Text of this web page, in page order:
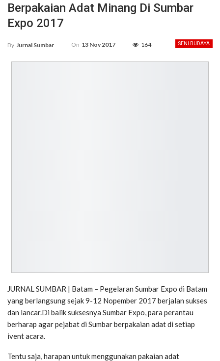
Berpakaian Adat Minang Di Sumbar
Expo 2017
SENI BUDAYA
By Jurnal Sumbar On 13 Nov 2017 164
JURNAL SUMBAR | Batam – Pegelaran Sumbar Expo di Batam
yang berlangsung sejak 9-12 Nopember 2017 berjalan sukses
dan lancar.Di balik suksesnya Sumbar Expo, para perantau
berharap agar pejabat di Sumbar berpakaian adat di setiap
ivent acara.
Tentu saja, harapan untuk menggunakan pakaian adat